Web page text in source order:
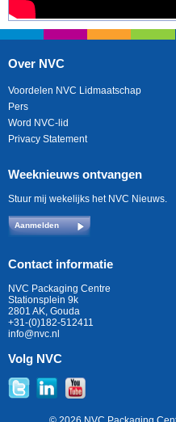
Over NVC
Voordelen NVC Lidmaatschap
Pers
Word NVC-lid
Privacy Statement
Weeknieuws ontvangen
Stuur mij wekelijks het NVC Nieuws.
Aanmelden
Contact informatie
NVC Packaging Centre
Stationsplein 9k
2801 AK, Gouda
+31-(0)182-512411
info@nvc.nl
Volg NVC